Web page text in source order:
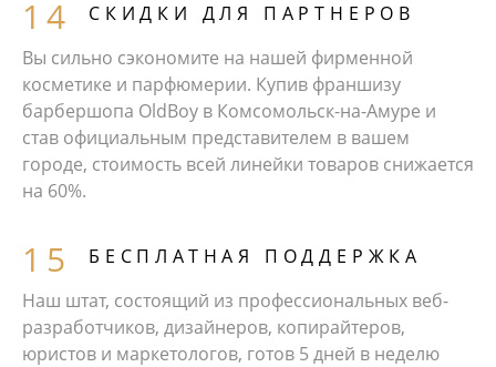
СКИДКИ ДЛЯ ПАРТНЕРОВ
Вы сильно сэкономите на нашей фирменной
косметике и парфюмерии. Купив франшизу
барбершопа OldBoy в Комсомольск-на-Амуре и
став официальным представителем в вашем
городе, стоимость всей линейки товаров снижается
на 60%.
БЕСПЛАТНАЯ ПОДДЕРЖКА
Наш штат, состоящий из профессиональных веб-
разработчиков, дизайнеров, копирайтеров,
юристов и маркетологов, готов 5 дней в неделю